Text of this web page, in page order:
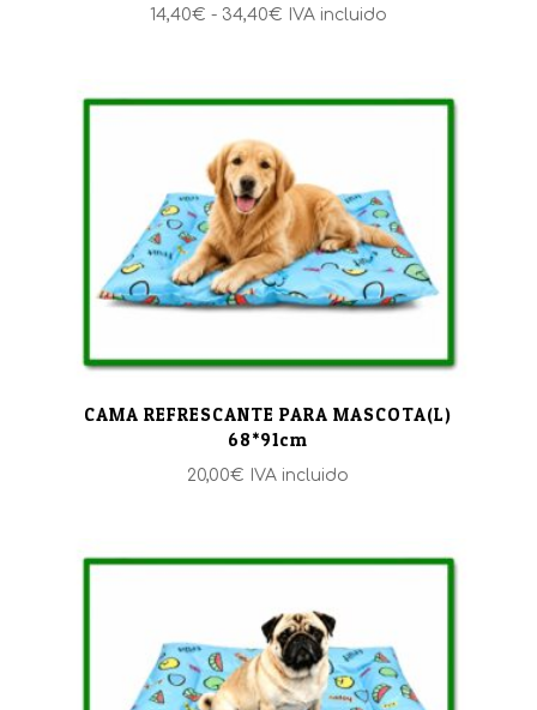
14,40€ - 34,40€Rango
desde
hasta
34,40€
IVA incluido
CAMA REFRESCANTE PARA MASCOTA(L)
68*91cm
20,00€ IVA incluido